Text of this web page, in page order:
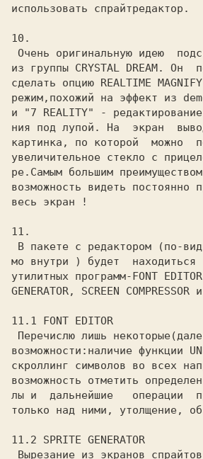
использовать спрайтредактор.
10.
из группы CRYSTAL DREAM. Он
сделать опцию REALTIME
режим,похожий на эффект из
и "7 REALITY" -
ния под лупой. На  экран
картинка, по которой  можно
увеличительное стекло с
ре.Самым большим
возможность видеть постоянно
весь экран !
11.
мо внутри ) будет  находиться
утилитных программ-FONT
GENERATOR, SCREEN
11.1 FONT EDITOR
возможности:наличие функции
скроллинг символов во всех
возможность отметить
лы и  дальнейшие   операции
только над ними, утолщение,
11.2 SPRITE GENERATOR